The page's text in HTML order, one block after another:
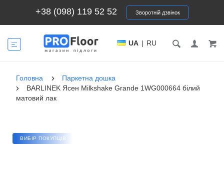
+38 (098) 119 52 52 Зворотній дзвінок
UA | RU
Головна
Паркетна дошка
BARLINEK Ясен Milkshake Grande 1WG000664 білий
матовий лак
ВИБІР ПОКУПЦІВ